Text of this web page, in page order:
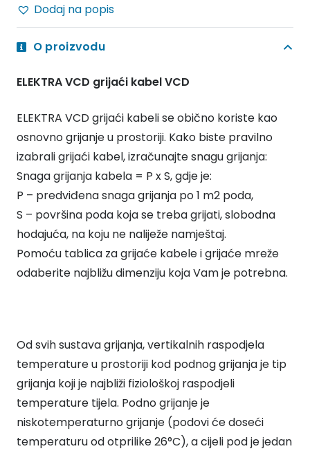
10/1100
Dodaj na popis
O proizvodu
ELEKTRA VCD grijaći kabel VCD
ELEKTRA VCD grijaći kabeli se obično koriste kao
osnovno grijanje u prostoriji. Kako biste pravilno
izabrali grijaći kabel, izračunajte snagu grijanja:
Snaga grijanja kabela = P x S, gdje je:
P – predviđena snaga grijanja po 1 m2 poda,
S – površina poda koja se treba grijati, slobodna
hodajuća, na koju ne naliježe namještaj.
Pomoću tablica za grijaće kabele i grijaće mreže
odaberite najbližu dimenziju koja Vam je potrebna.
Od svih sustava grijanja, vertikalnih raspodjela
temperature u prostoriji kod podnog grijanja je tip
grijanja koji je najbliži fiziološkoj raspodjeli
temperature tijela. Podno grijanje je
niskotemperaturno grijanje (podovi će doseći
temperaturu od otprilike 26°C), a cijeli pod je jedan